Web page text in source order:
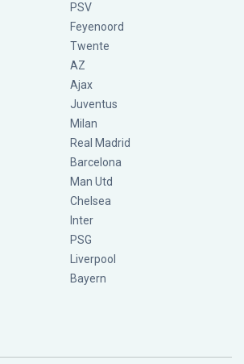
PSV
Feyenoord
Twente
AZ
Ajax
Juventus
Milan
Real Madrid
Barcelona
Man Utd
Chelsea
Inter
PSG
Liverpool
Bayern